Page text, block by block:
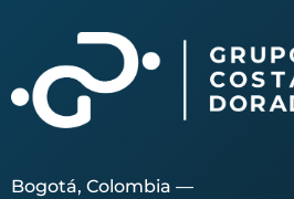
Bogotá, Colombia —